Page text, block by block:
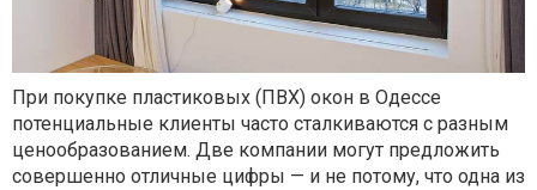
При покупке пластиковых (ПВХ) окон в Одессе
потенциальные клиенты часто сталкиваются с разным
ценообразованием. Две компании могут предложить
совершенно отличные цифры — и не потому, что одна из